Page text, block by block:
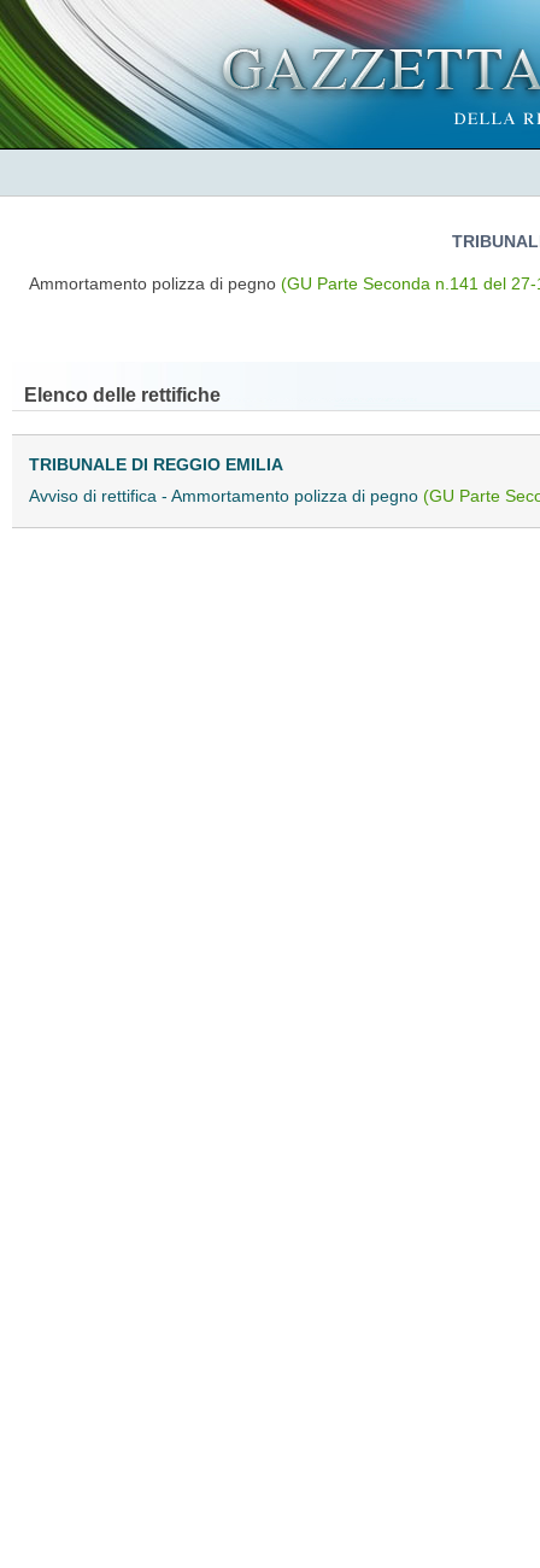
Ammortamento polizza di pegno (GU Parte Seconda n.141 del
Elenco delle rettifiche
TRIBUNALE DI REGGIO EMILIA
Avviso di rettifica - Ammortamento polizza di pegno (GU Parte